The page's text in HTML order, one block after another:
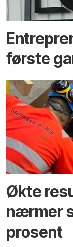
første
Økte
nærmer
prosent